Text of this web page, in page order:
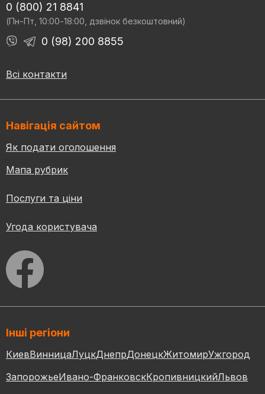
0 (800) 21 8841
(Пн-Пт, 10:00-18:00, дзвінок безкоштовний)
0 (98) 200 8855
Всі контакти
Навігація сайтом
Як подати оголошення
Мапа рубрик
Послуги та ціни
Угода користувача
Інші регіони
КиевВинницаЛуцкДнепрДонецкЖитомирУжгород
ЗапорожьеИвано-ФранковскКропивницкийЛьвов